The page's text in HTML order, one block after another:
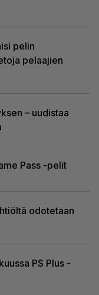
pelin
pelaajien
– uudistaa
Pass -pelit
odotetaan
PS Plus -